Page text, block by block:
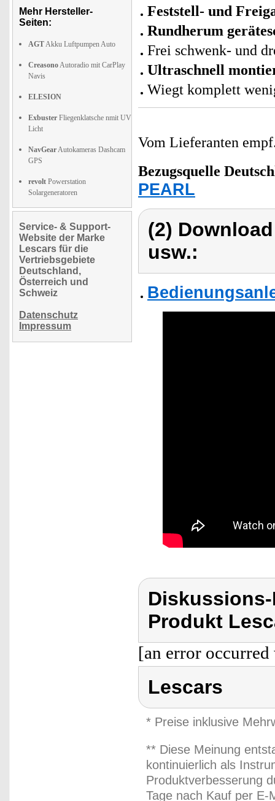
Mehr Hersteller-
Seiten:
AGTAkku Luftpumpen Auto
CreasonoAutoradio mit CarPlay
Navis
ELESION
Exbuster Fliegenklatsche nmit UV
Licht
NavGearAutokameras Dashcam
GPS
revolt Powerstation
Solargeneratoren
Service- & Support-
Website der Marke
Lescars für die
Vertriebsgebiete
Deutschland,
Österreich und
Schweiz
Datenschutz
Impressum
Feststell- und
Rundherum
Frei schwenk- und
Ultraschnell
Wiegt komplett
Vom Lieferanten
Bezugsquelle
PEARL
(2)
usw.:
Produkt
[an error
Lescars
* Preise inklusive
** Diese Meinung
kontinuierlich als
Produktverbesserung
Tage nach Kauf per E-